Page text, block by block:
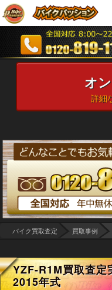
オ
詳細
バイク買取査定 買取事例
YZF-R1M買取査定
2015年式